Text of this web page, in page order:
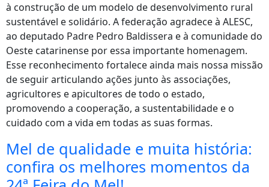
à construção de um modelo de desenvolvimento rural
sustentável e solidário. A federação agradece à ALESC,
ao deputado Padre Pedro Baldissera e à comunidade do
Oeste catarinense por essa importante homenagem.
Esse reconhecimento fortalece ainda mais nossa missão
de seguir articulando ações junto às associações,
agricultores e apicultores de todo o estado,
promovendo a cooperação, a sustentabilidade e o
cuidado com a vida em todas as suas formas.
Mel de qualidade e muita história:
confira os melhores momentos da